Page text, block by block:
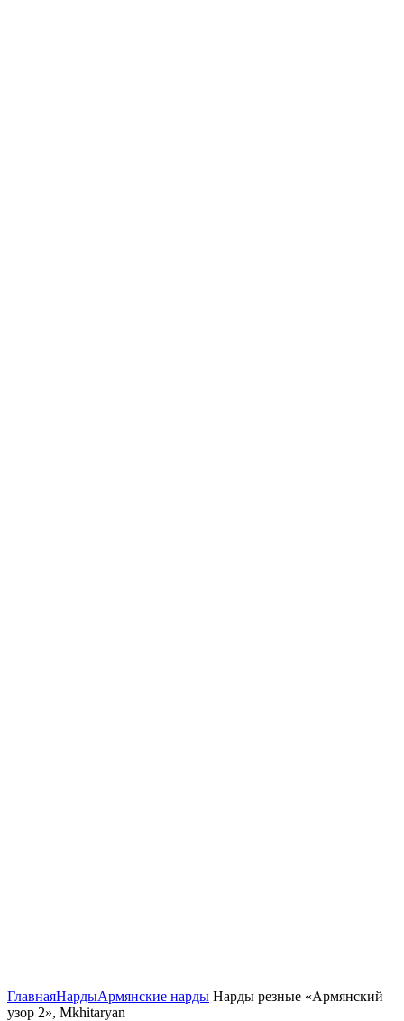
ГлавнаяНардыАрмянские нарды Нарды резные «Армянский
узор 2», Mkhitaryan